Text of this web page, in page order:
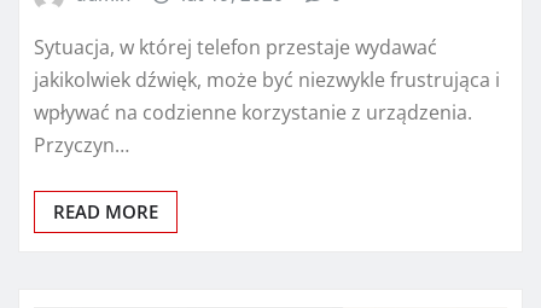
Sytuacja, w której telefon przestaje wydawać
jakikolwiek dźwięk, może być niezwykle frustrująca i
wpływać na codzienne korzystanie z urządzenia.
Przyczyn…
READ MORE